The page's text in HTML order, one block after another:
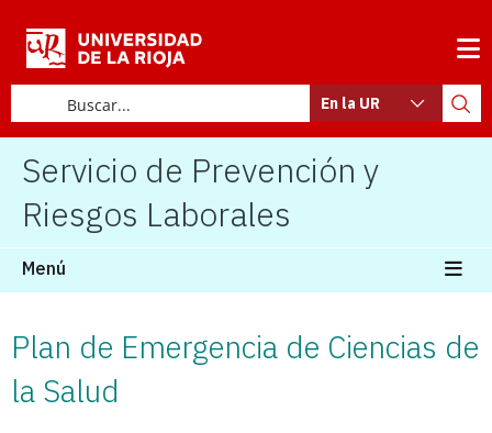
En la UR
Servicio de Prevención y
Riesgos Laborales
Menú
Plan de Emergencia de Ciencias de
la Salud